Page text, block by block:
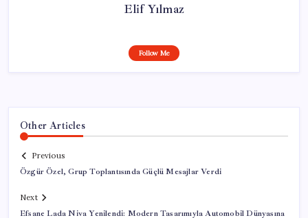
Elif Yılmaz
Follow Me
Other Articles
Previous
Özgür Özel, Grup Toplantısında Güçlü Mesajlar Verdi
Next
Efsane Lada Niva Yenilendi: Modern Tasarımıyla Automobil Dünyasına